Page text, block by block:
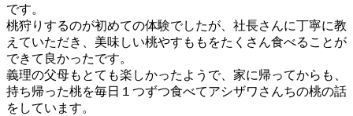
です。
桃狩りするのが初めての体験でしたが、社長さんに丁寧に教
えていただき、美味しい桃やすももをたくさん食べることが
できて良かったです。
義理の父母もとても楽しかったようで、家に帰ってからも、
持ち帰った桃を毎日１つずつ食べてアシザワさんちの桃の話
をしています。